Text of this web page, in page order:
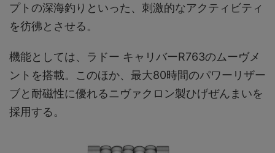
プトの深海釣りといった、刺激的なアクティビティ
を彷彿とさせる。
機能としては、ラドー キャリバーR763のムーヴメ
ントを搭載。このほか、最大80時間のパワーリザー
ブと耐磁性に優れるニヴァクロン製ひげぜんまいを
採用する。